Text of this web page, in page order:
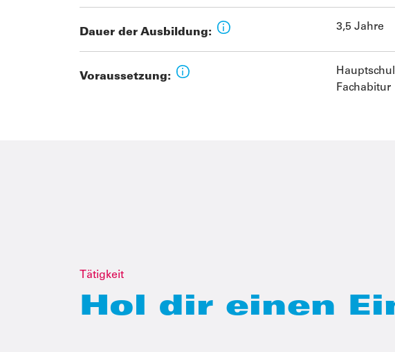
Dauer der Ausbildung: 3,5 Jahre
Voraussetzung:
Fachabitur
Tätigkeit
Hol dir einen